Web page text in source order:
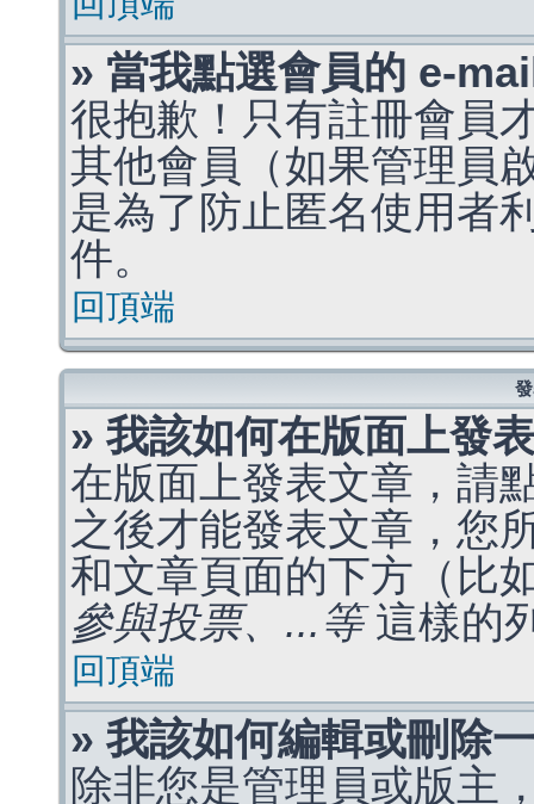
» 當我點選會員的 e-
很抱歉！只有註冊會員
其他會員（如果管理員
是為了防止匿名使用者
件。
回頂端
» 我該如何在版面上發
在版面上發表文章，請
之後才能發表文章，您
和文章頁面的下方（比
參與投票、...等這樣的
回頂端
» 我該如何編輯或刪除
除非您是管理員或版主